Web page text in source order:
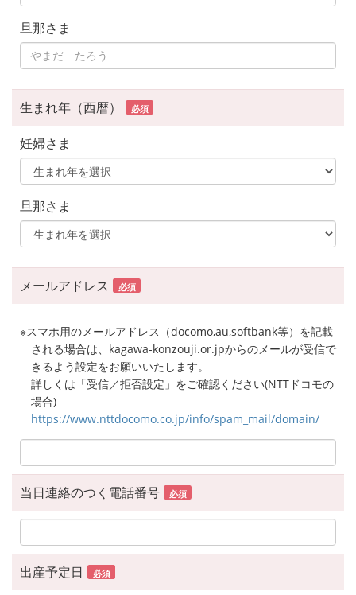
旦那さま
生まれ年（西暦） 必須
妊婦さま
旦那さま
メールアドレス 必須
※スマホ用のメールアドレス（docomo,au,softbank等）を記載
される場合は、kagawa-konzouji.or.jpからのメールが受信で
きるよう設定をお願いいたします。
詳しくは「受信／拒否設定」をご確認ください(NTTドコモの
場合)
https://www.nttdocomo.co.jp/info/spam_mail/domain/
当日連絡のつく電話番号 必須
出産予定日 必須